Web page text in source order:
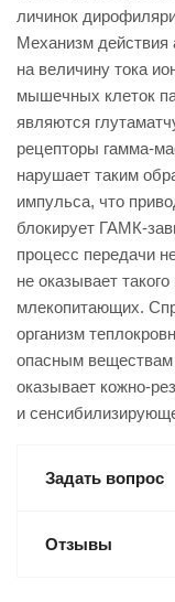
личинок
Механизм действия
на величину тока
мышечных клеток
являются
рецепторы гамма-
нарушает таким
импульса, что
блокирует ГАМК-
процесс передачи
не оказывает
млекопитающих.
организм
опасным
оказывает кожно-
и
Задать вопрос
Отзывы